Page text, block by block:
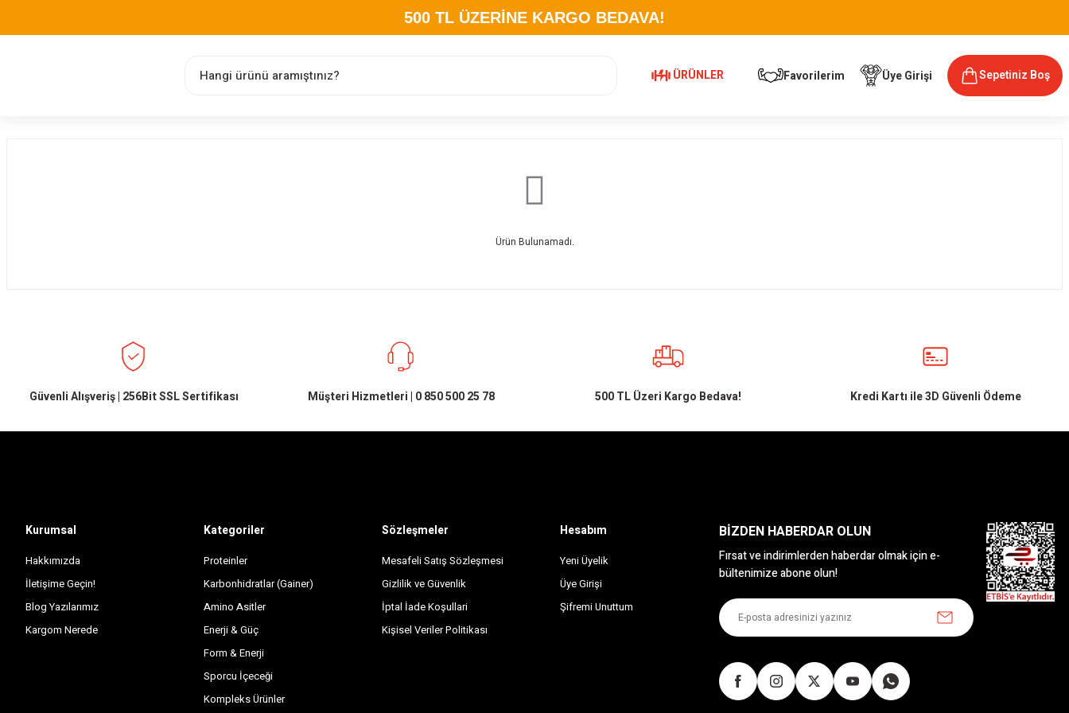
500 TL ÜZERİNE KARGO BEDAVA!
ÜRÜNLER Favorilerim Üye Girişi Sepetiniz Boş
Ürün Bulunamadı.
Güvenli Alışveriş | 256Bit SSL Sertifikası Müşteri Hizmetleri | 0 850 500 25 78 500 TL Üzeri Kargo Bedava! Kredi Kartı ile 3D Güvenli Ödeme
Kurumsal
Hakkımızda
İletişime Geçin!
Blog Yazılarımız
Kargom Nerede
Kategoriler
Proteinler
Karbonhidratlar (Gainer)
Amino Asitler
Enerji & Güç
Form & Enerji
Sporcu İçeceği
Kompleks Ürünler
Sözleşmeler
Mesafeli Satış Sözleşmesi
Gizlilik ve Güvenlik
İptal İade Koşullari
Kişisel Veriler Politikası
Hesabım
Yeni Üyelik
Üye Girişi
Şifremi Unuttum
BİZDEN HABERDAR OLUN
Fırsat ve indirimlerden haberdar olmak için e-
bültenimize abone olun!